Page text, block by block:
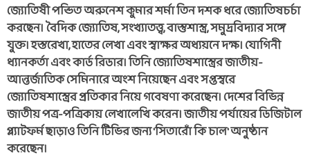
জ্যোতিষী পন্ডিত অরুনেশ কুমার শর্মা তিন দশক ধরে জ্যোতিষচর্চা
করছেন। বৈদিক জ্যোতিষ, সংখ্যাতত্ত্ব, বাস্তুশাস্ত্র, সমুদ্রবিদ্যার সঙ্গে
যুক্ত। হস্তরেখা, হাতের লেখা এবং স্বাক্ষর অধ্যয়নে দক্ষ। যোগিনী
ধ্যানকর্তা এবং কার্ড রিডার। তিনি জ্যোতিষশাস্ত্রের জাতীয়-
আন্তর্জাতিক সেমিনারে অংশ নিয়েছেন এবং সপ্তস্বরে
জ্যোতিষশাস্ত্রের প্রতিকার নিয়ে গবেষণা করেছেন। দেশের বিভিন্ন
জাতীয় পত্র-পত্রিকায় লেখালেখি করেন। জাতীয় পর্যায়ের ডিজিটাল
প্ল্যাটফর্ম ছাড়াও তিনি টিভির জন্য 'সিতারোঁ কি চাল' অনুষ্ঠান
করেছেন।